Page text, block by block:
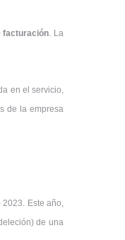
facturación. La
en el servicio,
de la empresa
Este año,
de una